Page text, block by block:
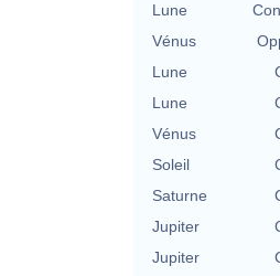
Lune
Vénus
Lune
Lune
Vénus
Soleil
Saturne
Jupiter
Jupiter